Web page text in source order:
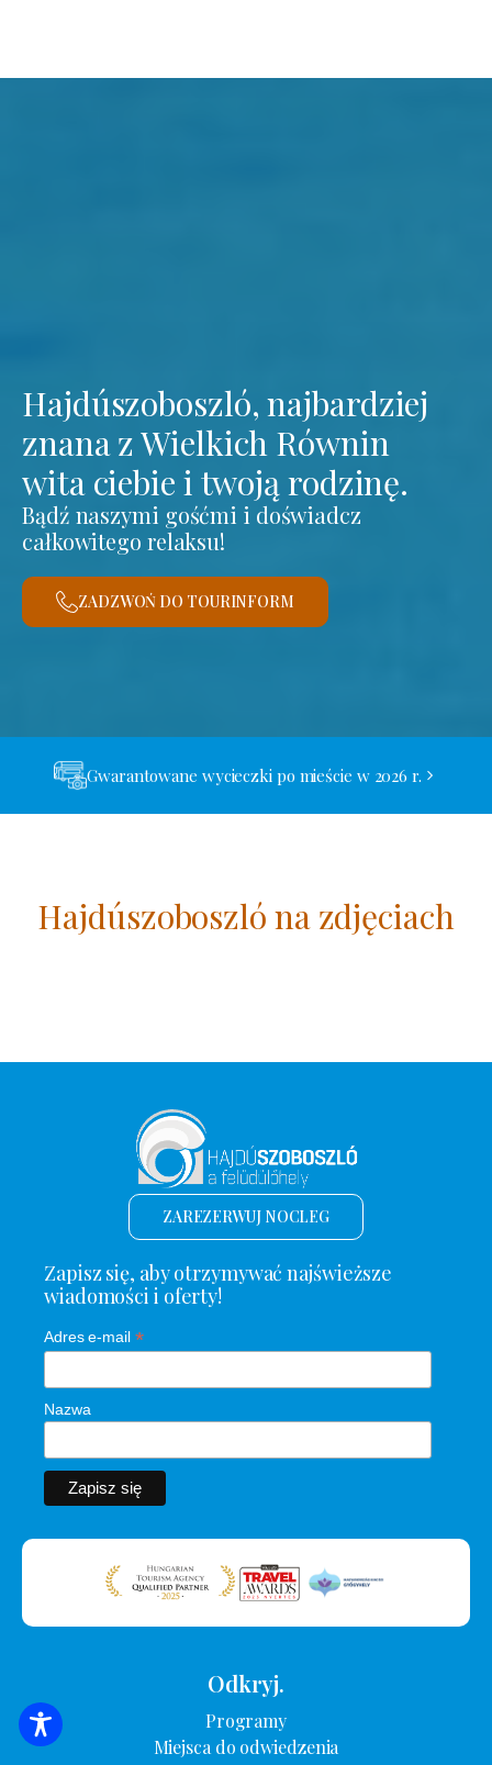
Hajdúszoboszló, najbardziej
znana z Wielkich Równin
wita ciebie i twoją rodzinę.
Bądź naszymi gośćmi i doświadcz
całkowitego relaksu!
ZADZWOŃ DO TOURINFORM
Gwarantowane wycieczki po mieście w 2026 r.
Hajdúszoboszló na zdjęciach
WYSZUKIWANIE ZAKWATEROWANIA
ZAREZERWUJ NOCLEG
Zapisz się, aby otrzymywać najświeższe
wiadomości i oferty!
Adres e-mail *
Nazwa
Odkryj.
Programy
Miejsca do odwiedzenia